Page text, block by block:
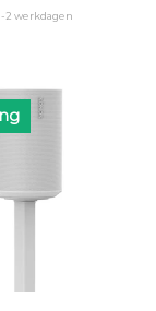
2 werkdagen